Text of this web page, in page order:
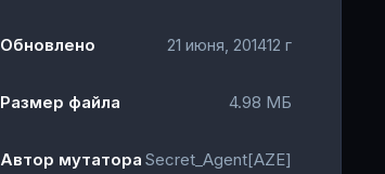
Обновлено 21 июня, 201412 г
Размер файла 4.98 МБ
Автор мутатора Secret_Agent[AZE]